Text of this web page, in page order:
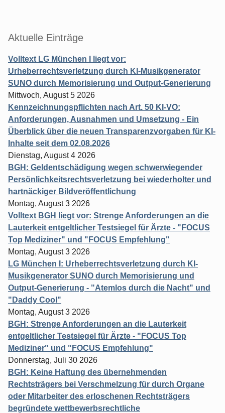
Aktuelle Einträge
Volltext LG München I liegt vor:
Urheberrechtsverletzung durch KI-Musikgenerator
SUNO durch Memorisierung und Output-Generierung
Mittwoch, August 5 2026
Kennzeichnungspflichten nach Art. 50 KI-VO:
Anforderungen, Ausnahmen und Umsetzung - Ein
Überblick über die neuen Transparenzvorgaben für KI-
Inhalte seit dem 02.08.2026
Dienstag, August 4 2026
BGH: Geldentschädigung wegen schwerwiegender
Persönlichkeitsrechtsverletzung bei wiederholter und
hartnäckiger Bildveröffentlichung
Montag, August 3 2026
Volltext BGH liegt vor: Strenge Anforderungen an die
Lauterkeit entgeltlicher Testsiegel für Ärzte - "FOCUS
Top Mediziner" und "FOCUS Empfehlung"
Montag, August 3 2026
LG München I: Urheberrechtsverletzung durch KI-
Musikgenerator SUNO durch Memorisierung und
Output-Generierung - "Atemlos durch die Nacht" und
"Daddy Cool"
Montag, August 3 2026
BGH: Strenge Anforderungen an die Lauterkeit
entgeltlicher Testsiegel für Ärzte - "FOCUS Top
Mediziner" und "FOCUS Empfehlung"
Donnerstag, Juli 30 2026
BGH: Keine Haftung des übernehmenden
Rechtsträgers bei Verschmelzung für durch Organe
oder Mitarbeiter des erloschenen Rechtsträgers
begründete wettbewerbsrechtliche